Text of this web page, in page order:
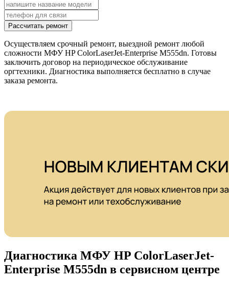
Рассчитать ремонт
Осуществляем срочный ремонт, выездной ремонт любой
сложности МФУ HP ColorLaserJet-Enterprise M555dn. Готовы
заключить договор на периодическое обслуживание
оргтехники. Диагностика выполняется бесплатно в случае
заказа ремонта.
Диагностика МФУ HP ColorLaserJet-
Enterprise M555dn в сервисном центре